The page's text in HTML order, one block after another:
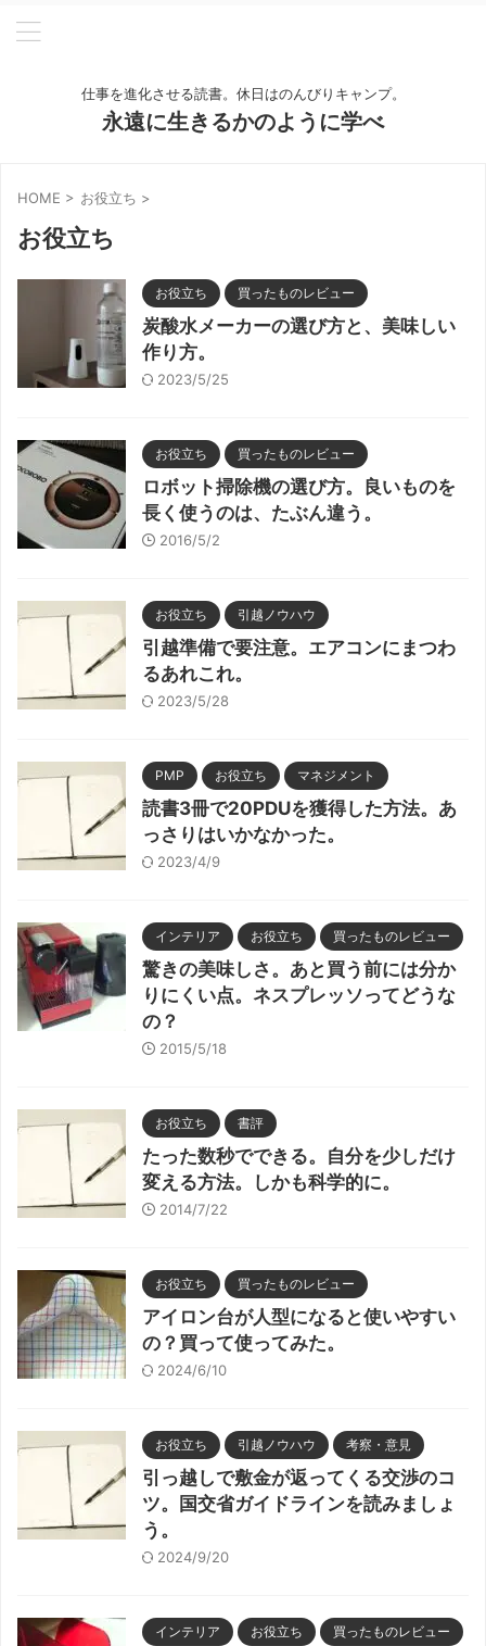
仕事を進化させる読書。休日はのんびりキャンプ。
永遠に生きるかのように学べ
HOME > お役立ち >
お役立ち
お役立ち 買ったものレビュー
炭酸水メーカーの選び方と、美味しい
作り方。
2023/5/25
お役立ち 買ったものレビュー
ロボット掃除機の選び方。良いものを
長く使うのは、たぶん違う。
2016/5/2
お役立ち 引越ノウハウ
引越準備で要注意。エアコンにまつわ
るあれこれ。
2023/5/28
PMP お役立ち マネジメント
読書3冊で20PDUを獲得した方法。あ
っさりはいかなかった。
2023/4/9
インテリア お役立ち 買ったものレビュー
驚きの美味しさ。あと買う前には分か
りにくい点。ネスプレッソってどうな
の？
2015/5/18
お役立ち 書評
たった数秒でできる。自分を少しだけ
変える方法。しかも科学的に。
2014/7/22
お役立ち 買ったものレビュー
アイロン台が人型になると使いやすい
の？買って使ってみた。
2024/6/10
お役立ち 引越ノウハウ 考察・意見
引っ越しで敷金が返ってくる交渉のコ
ツ。国交省ガイドラインを読みましょ
う。
2024/9/20
インテリア お役立ち 買ったものレビュー